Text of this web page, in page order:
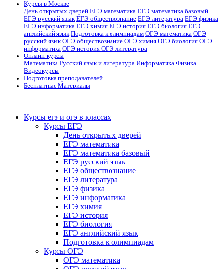
Курсы в Москве
День открытых дверей ЕГЭ математика ЕГЭ математика базовый
ЕГЭ русский язык ЕГЭ обществознание ЕГЭ литература ЕГЭ физика
ЕГЭ информатика ЕГЭ химия ЕГЭ история ЕГЭ биология ЕГЭ
английский язык Подготовка к олимпиадам ОГЭ математика ОГЭ
русский язык ОГЭ обществознание ОГЭ химия ОГЭ биология ОГЭ
информатика ОГЭ история ОГЭ литература
Онлайн-курсы
Математика Русский язык и литература Информатика Физика
Видеокурсы
Подготовка преподавателей
Бесплатные Материалы
Курсы егэ и огэ в классах
Курсы ЕГЭ
День открытых дверей
ЕГЭ математика
ЕГЭ математика базовый
ЕГЭ русский язык
ЕГЭ обществознание
ЕГЭ литература
ЕГЭ физика
ЕГЭ информатика
ЕГЭ химия
ЕГЭ история
ЕГЭ биология
ЕГЭ английский язык
Подготовка к олимпиадам
Курсы ОГЭ
ОГЭ математика